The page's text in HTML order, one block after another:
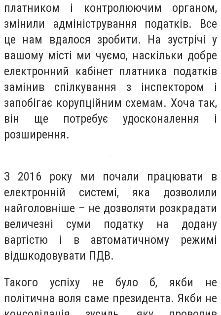
платником і контролюючим органом,
змінили адміністрування податків. Все
це нам вдалося зробити. На зустрічі у
вашому місті ми чуємо, наскільки добре
електронний кабінет платника податків
замінив спілкування з інспектором і
запобігає корупційним схемам. Хоча так,
він ще потребує удосконалення і
розширення.
З 2016 року ми почали працювати в
електронній системі, яка дозволили
найголовніше – не дозволяти розкрадати
величезні суми податку на додану
вартістю і в автоматичному режимі
відшкодовувати ПДВ.
Такого успіху не було б, якби не
політична воля саме президента. Якби не